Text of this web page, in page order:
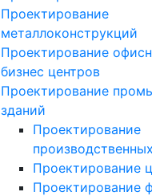
Проектирование
металлоконструкций
Проектирование
бизнес центров
Проектирование
зданий
Проектирование
Проектирование
Проектирование